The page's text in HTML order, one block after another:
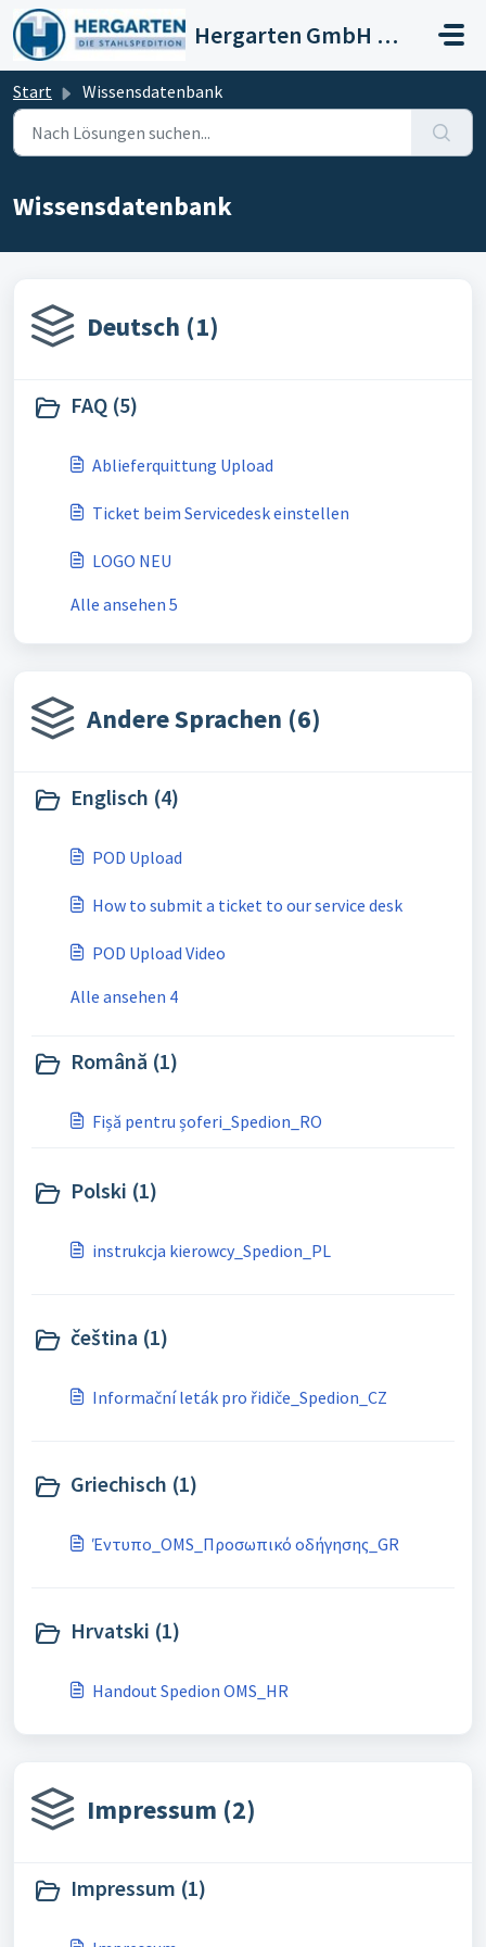
Zum hauptsächlichen Inhalt gehen
Hergarten GmbH Stahlspedition
Start Wissensdatenbank
Wissensdatenbank
Deutsch (1)
FAQ (5)
Ablieferquittung Upload
Ticket beim Servicedesk einstellen
LOGO NEU
Alle ansehen 5
Andere Sprachen (6)
Englisch (4)
POD Upload
How to submit a ticket to our service desk
POD Upload Video
Alle ansehen 4
Română (1)
Fișă pentru șoferi_Spedion_RO
Polski (1)
instrukcja kierowcy_Spedion_PL
čeština (1)
Informační leták pro řidiče_Spedion_CZ
Griechisch (1)
Έντυπο_OMS_Προσωπικό οδήγησης_GR
Hrvatski (1)
Handout Spedion OMS_HR
Impressum (2)
Impressum (1)